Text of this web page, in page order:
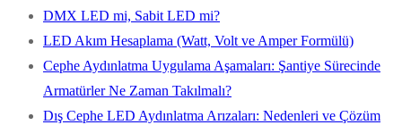
DMX LED mi, Sabit LED mi?
LED Akım Hesaplama (Watt, Volt ve Amper Formülü)
Cephe Aydınlatma Uygulama Aşamaları: Şantiye Sürecinde
Armatürler Ne Zaman Takılmalı?
Dış Cephe LED Aydınlatma Arızaları: Nedenleri ve Çözüm